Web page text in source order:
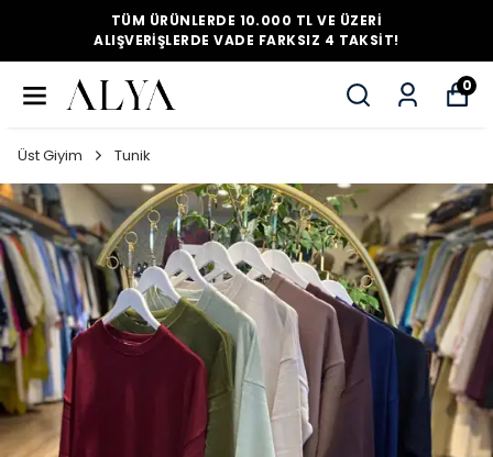
TÜM ÜRÜNLERDE 10.000 TL VE ÜZERI
ALIŞVERIŞLERDE VADE FARKSIZ 4 TAKSIT!
0
Üst Giyim Tunik